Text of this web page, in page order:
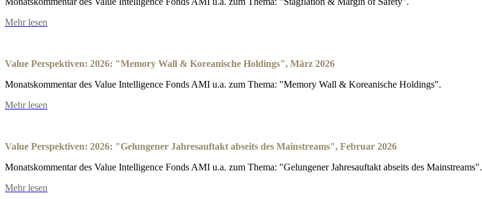
Mehr lesen
Value Perspektiven: 2026: "Memory Wall & Koreanische Holdings", März 2026
Monatskommentar des Value Intelligence Fonds AMI u.a. zum Thema: "Memory Wall & Koreanische Holdings".
Mehr lesen
Value Perspektiven: 2026: "Gelungener Jahresauftakt abseits des Mainstreams", Februar 2026
Monatskommentar des Value Intelligence Fonds AMI u.a. zum Thema: "Gelungener Jahresauftakt abseits des Mainstreams".
Mehr lesen